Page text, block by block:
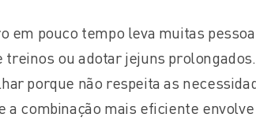
em pouco tempo leva muitas
ou adotar jejuns
porque não respeita as
combinação mais eficiente envolve